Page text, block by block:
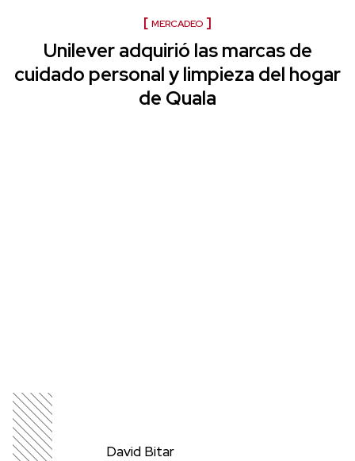
MERCADEO
Unilever adquirió las marcas de
cuidado personal y limpieza del hogar
de Quala
David Bitar